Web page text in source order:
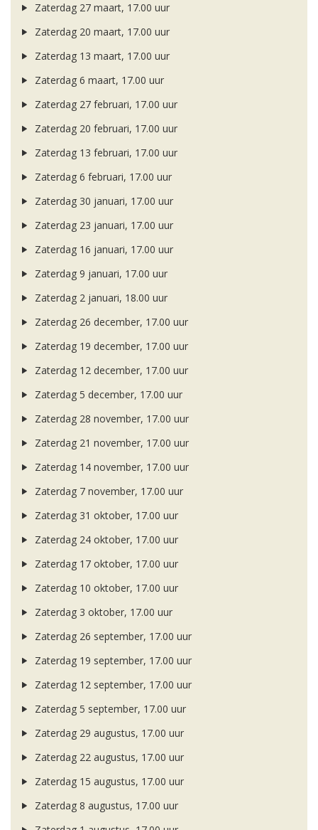
Zaterdag 27 maart, 17.00 uur
Zaterdag 20 maart, 17.00 uur
Zaterdag 13 maart, 17.00 uur
Zaterdag 6 maart, 17.00 uur
Zaterdag 27 februari, 17.00 uur
Zaterdag 20 februari, 17.00 uur
Zaterdag 13 februari, 17.00 uur
Zaterdag 6 februari, 17.00 uur
Zaterdag 30 januari, 17.00 uur
Zaterdag 23 januari, 17.00 uur
Zaterdag 16 januari, 17.00 uur
Zaterdag 9 januari, 17.00 uur
Zaterdag 2 januari, 18.00 uur
Zaterdag 26 december, 17.00 uur
Zaterdag 19 december, 17.00 uur
Zaterdag 12 december, 17.00 uur
Zaterdag 5 december, 17.00 uur
Zaterdag 28 november, 17.00 uur
Zaterdag 21 november, 17.00 uur
Zaterdag 14 november, 17.00 uur
Zaterdag 7 november, 17.00 uur
Zaterdag 31 oktober, 17.00 uur
Zaterdag 24 oktober, 17.00 uur
Zaterdag 17 oktober, 17.00 uur
Zaterdag 10 oktober, 17.00 uur
Zaterdag 3 oktober, 17.00 uur
Zaterdag 26 september, 17.00 uur
Zaterdag 19 september, 17.00 uur
Zaterdag 12 september, 17.00 uur
Zaterdag 5 september, 17.00 uur
Zaterdag 29 augustus, 17.00 uur
Zaterdag 22 augustus, 17.00 uur
Zaterdag 15 augustus, 17.00 uur
Zaterdag 8 augustus, 17.00 uur